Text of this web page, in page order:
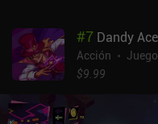
#7 Dandy Ace
Acción
$9.99